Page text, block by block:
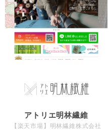
アトリエ明林繊維
【楽天市場】明林繊維株式会社